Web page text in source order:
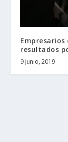
resultados
9 junio, 2019